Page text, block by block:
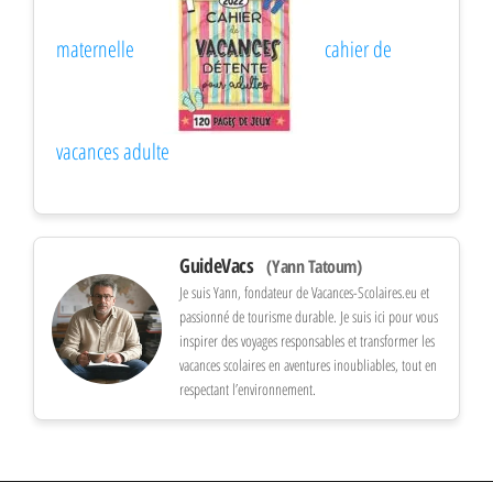
maternelle cahier de
vacances adulte
GuideVacs (Yann Tatoum)
Je suis Yann, fondateur de Vacances-Scolaires.eu et
passionné de tourisme durable. Je suis ici pour vous
inspirer des voyages responsables et transformer les
vacances scolaires en aventures inoubliables, tout en
respectant l’environnement.